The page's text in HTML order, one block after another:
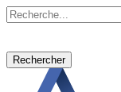
Rechercher